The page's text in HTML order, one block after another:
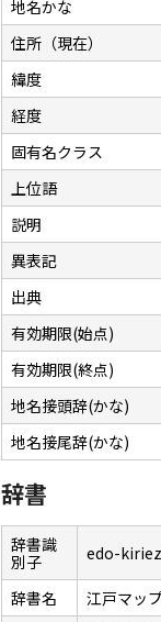
地名かな
住所（現在）
緯度
経度
固有名クラス
上位語
説明
異表記
出典
有効期限(始点)
有効期限(終点)
地名接頭辞(かな)
地名接尾辞(かな)
辞書
辞書識
別子
edo-
辞書名 江戸マッ